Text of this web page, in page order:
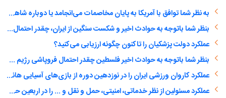
به نظر شما توافق با آمریکا به پایان مخاصمات می‌انجامد یا دوباره شاهد یک درگیری تمام عیار خواهیم بود؟
بنظر شما باتوجه به حوادث اخیر و شکست سنگین از ایران، چقدر احتمال فروپاشی رژیم صهیونیستی وجود دارد؟
عملکرد دولت پزشکیان را تاکنون چگونه ارزیابی می‌کنید؟
بنظر شما باتوجه به حوادث اخیر فلسطین چقدر احتمال فروپاشی رژیم صهیونیستی وجود دارد؟
عملکرد کاروان ورزشی ایران را در نوزدهین دوره از بازی‌های آسیایی هانگژو را چه‌گونه ارزیابی می‌کنید؟
عملکرد مسئولین از نظر خدماتی، امنیتی، حمل و نقل و ... را در اربعین حسینی امسال چگونه ارزیابی می‌کنید؟